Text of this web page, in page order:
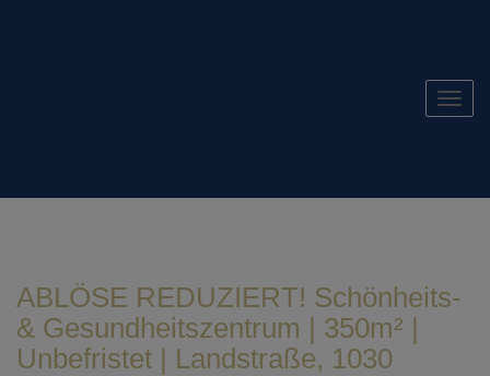
ABLÖSE REDUZIERT! Schönheits-
& Gesundheitszentrum | 350m² |
Unbefristet | Landstraße, 1030